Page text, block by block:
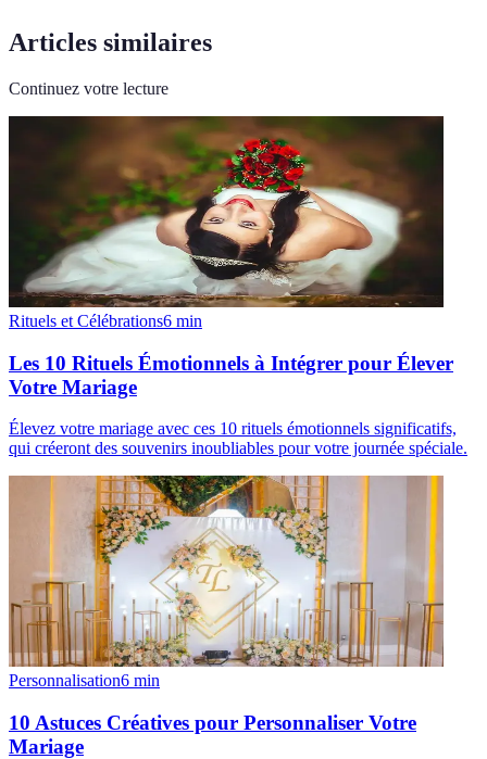
Articles similaires
Continuez votre lecture
Rituels et Célébrations6 min
Les 10 Rituels Émotionnels à Intégrer pour Élever
Votre Mariage
Élevez votre mariage avec ces 10 rituels émotionnels significatifs,
qui créeront des souvenirs inoubliables pour votre journée spéciale.
Personnalisation6 min
10 Astuces Créatives pour Personnaliser Votre
Mariage